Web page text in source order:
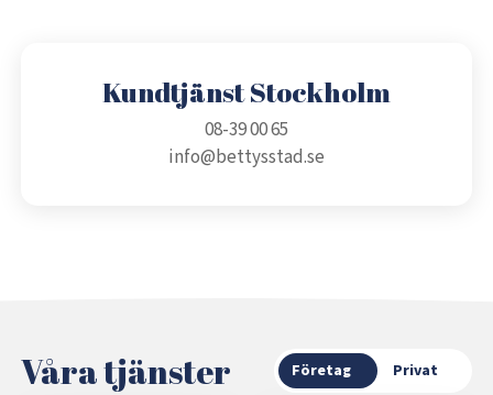
Kundtjänst Stockholm
08-39 00 65
info@bettysstad.se
Våra tjänster Företag Privat